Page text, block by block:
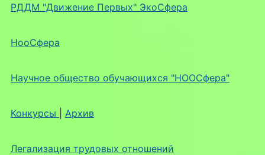
РДДМ "Движение Первых" ЭкоСфера
НооСфера
Научное общество обучающихся "НООСфера"
Конкурсы Архив
Легализация трудовых отношений